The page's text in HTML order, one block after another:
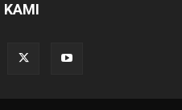
KAMI